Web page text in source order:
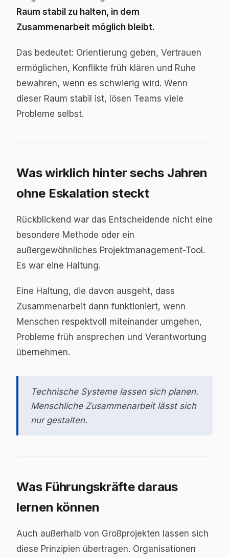
Raum stabil zu halten, in dem
Zusammenarbeit möglich bleibt.
Das bedeutet: Orientierung geben, Vertrauen
ermöglichen, Konflikte früh klären und Ruhe
bewahren, wenn es schwierig wird. Wenn
dieser Raum stabil ist, lösen Teams viele
Probleme selbst.
Was wirklich hinter sechs Jahren
ohne Eskalation steckt
Rückblickend war das Entscheidende nicht eine
besondere Methode oder ein
außergewöhnliches Projektmanagement-Tool.
Es war eine Haltung.
Eine Haltung, die davon ausgeht, dass
Zusammenarbeit dann funktioniert, wenn
Menschen respektvoll miteinander umgehen,
Probleme früh ansprechen und Verantwortung
übernehmen.
Technische Systeme lassen sich planen.
Menschliche Zusammenarbeit lässt sich
nur gestalten.
Was Führungskräfte daraus
lernen können
Auch außerhalb von Großprojekten lassen sich
diese Prinzipien übertragen. Organisationen